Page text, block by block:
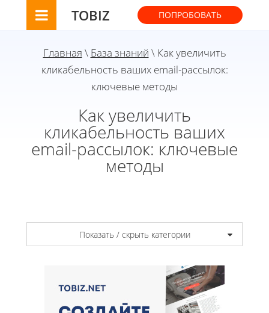
TOBIZ ПОПРОБОВАТЬ
Главная \ База знаний \ Как увеличить
кликабельность ваших email-рассылок:
ключевые методы
Как увеличить
кликабельность ваших
email-рассылок: ключевые
методы
Показать / скрыть категории